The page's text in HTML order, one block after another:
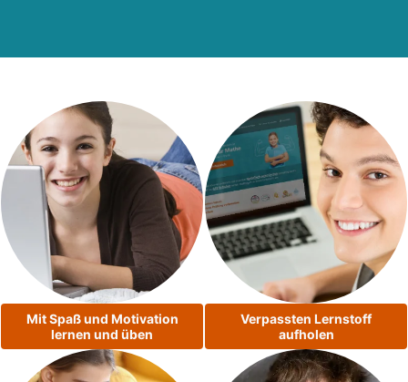
Mit Spaß und Motivation
lernen und üben
Verpassten Lernstoff
aufholen